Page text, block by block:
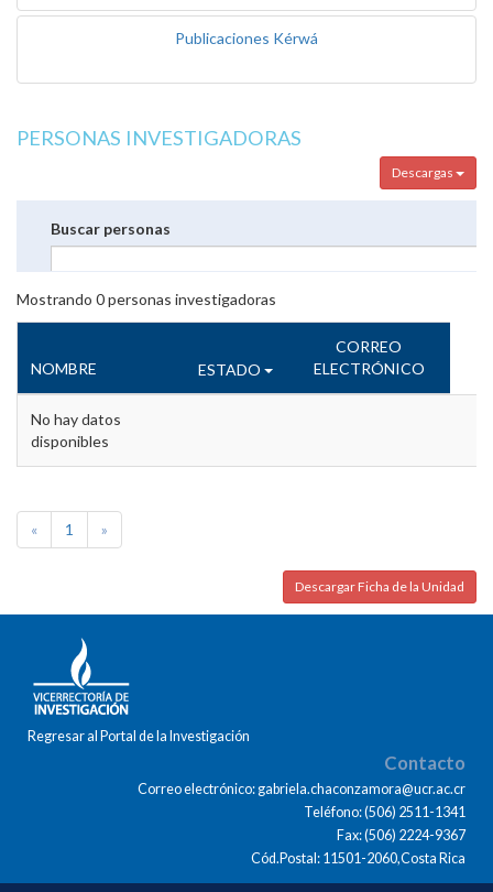
Publicaciones Kérwá
PERSONAS INVESTIGADORAS
Descargas
Buscar personas
Mostrando 0personas investigadoras
NOMBRE ESTADO
CORREO
ELECTRÓNICO
No hay datos
disponibles
« 1 »
Descargar Ficha de la Unidad
Regresar al Portal de la Investigación
Contacto
Correo electrónico: gabriela.chaconzamora@ucr.ac.cr
Teléfono: (506) 2511-1341
Fax: (506) 2224-9367
Cód.Postal: 11501-2060,Costa Rica